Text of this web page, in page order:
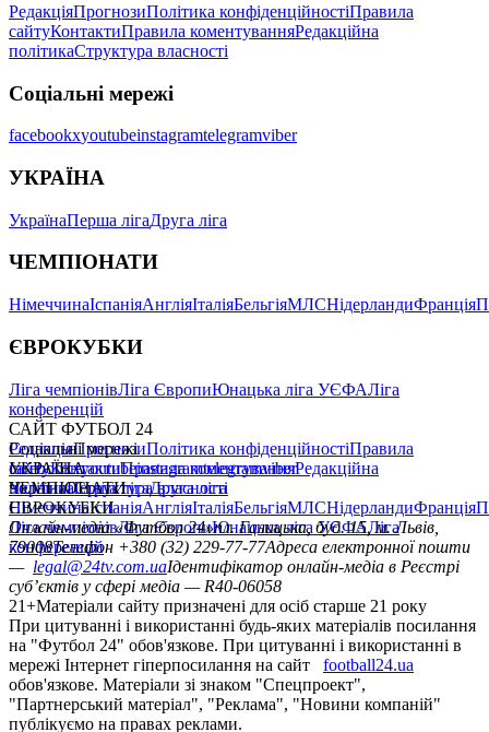
РедакціяПрогнозиПолітика конфіденційностіПравила
сайтуКонтактиПравила коментуванняРедакційна
політикаСтруктура власності
Соціальні мережі
facebookxyoutubeinstagramtelegramviber
УКРАЇНА
УкраїнаПерша лігаДруга ліга
ЧЕМПІОНАТИ
НімеччинаІспаніяАнгліяІталіяБельгіяМЛСНідерландиФранція
ЄВРОКУБКИ
Ліга чемпіонівЛіга ЄвропиЮнацька ліга УЄФАЛіга
конференцій
САЙТ ФУТБОЛ 24
РедакціяПрогнозиПолітика конфіденційностіПравила
сайтуКонтактиПравила коментуванняРедакційна
політикаСтруктура власності
Соціальні мережі
facebookxyoutubeinstagramtelegramviber
УКРАЇНА
УкраїнаПерша лігаДруга ліга
ЧЕМПІОНАТИ
НімеччинаІспаніяАнгліяІталіяБельгіяМЛСНідерландиФранція
ЄВРОКУБКИ
Ліга чемпіонівЛіга ЄвропиЮнацька ліга УЄФАЛіга
конференцій
Онлайн-медіа «Футбол 24»пл. Галицька, буд. 15, м. Львів,
79008Телефон +380 (32) 229-77-77Адреса електронної пошти
— legal@24tv.com.uaІдентифікатор онлайн-медіа в Реєстрі
суб’єктів у сфері медіа — R40-06058
21+Матеріали сайту призначені для осіб старше 21 року
При цитуванні і використанні будь-яких матеріалів посилання
на "Футбол 24" обов'язкове. При цитуванні і використанні в
мережі Інтернет гіперпосилання на сайт
football24.ua
обов'язкове. Матеріали зі знаком "Спецпроект",
"Партнерський матеріал", "Реклама", "Новини компаній"
публікуємо на правах реклами.